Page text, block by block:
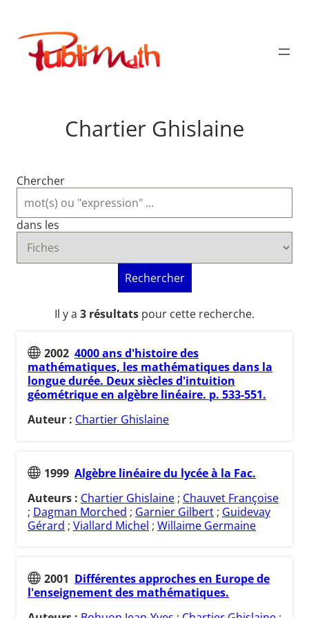
contenu
Publimath
Chartier Ghislaine
Chercher
dans les
Rechercher
Il y a 3 résultats pour cette recherche.
2002 4000 ans d'histoire des
mathématiques, les mathématiques dans la
longue durée. Deux siècles d'intuition
géométrique en algèbre linéaire. p. 533-551.
Auteur : Chartier Ghislaine
1999 Algèbre linéaire du lycée à la Fac.
Auteurs : Chartier Ghislaine ; Chauvet Françoise
; Dagman Morched ; Garnier Gilbert ; Guidevay
Gérard ; Viallard Michel ; Willaime Germaine
2001 Différentes approches en Europe de
l'enseignement des mathématiques.